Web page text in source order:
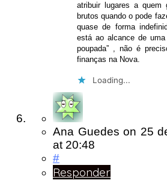
atribuir lugares a quem
brutos quando o pode
quase de forma
está ao alcance de
poupada” , não é
finanças na Nova.
Loading...
Ana Guedes on 25
at 20:48
#
Responder